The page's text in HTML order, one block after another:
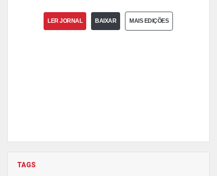
LER JORNAL BAIXAR MAIS EDIÇÕES
TAGS